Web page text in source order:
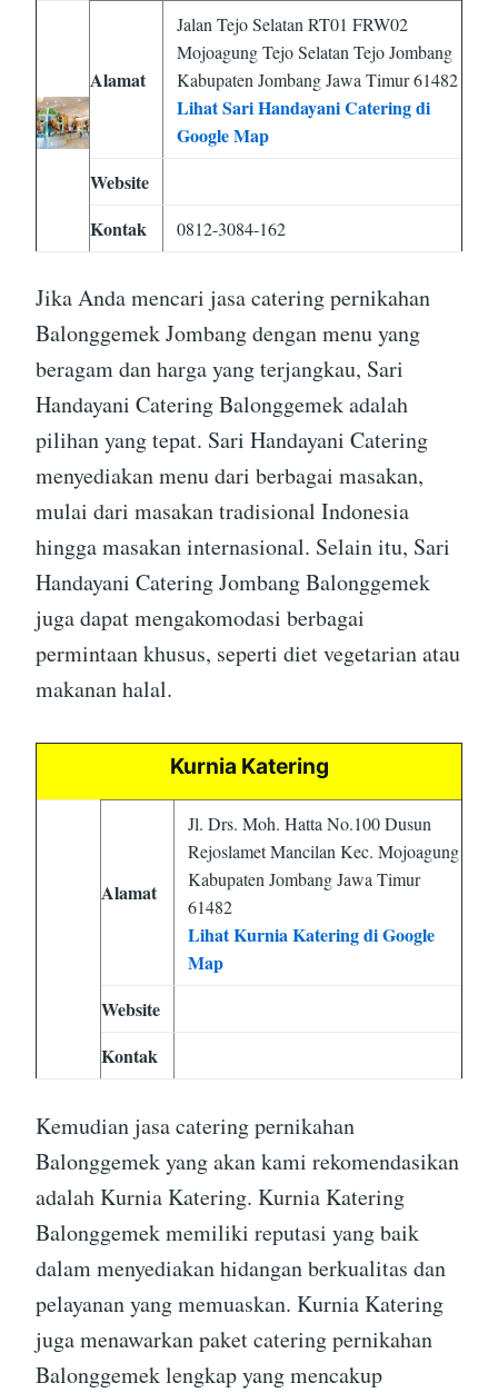
Alamat
Jalan Tejo Selatan RT01 FRW02
Mojoagung Tejo Selatan Tejo Jombang
Kabupaten Jombang Jawa Timur 61482
Lihat Sari Handayani Catering di
Google Map
Website
Kontak
0812-3084-162
Jika Anda mencari jasa catering pernikahan
Balonggemek Jombang dengan menu yang
beragam dan harga yang terjangkau, Sari
Handayani Catering Balonggemek adalah
pilihan yang tepat. Sari Handayani Catering
menyediakan menu dari berbagai masakan,
mulai dari masakan tradisional Indonesia
hingga masakan internasional. Selain itu, Sari
Handayani Catering Jombang Balonggemek
juga dapat mengakomodasi berbagai
permintaan khusus, seperti diet vegetarian atau
makanan halal.
Kurnia Katering
Alamat
Jl. Drs. Moh. Hatta No.100 Dusun
Rejoslamet Mancilan Kec. Mojoagung
Kabupaten Jombang Jawa Timur
61482
Lihat Kurnia Katering di Google
Map
Website
Kontak
Kemudian jasa catering pernikahan
Balonggemek yang akan kami rekomendasikan
adalah Kurnia Katering. Kurnia Katering
Balonggemek memiliki reputasi yang baik
dalam menyediakan hidangan berkualitas dan
pelayanan yang memuaskan. Kurnia Katering
juga menawarkan paket catering pernikahan
Balonggemek lengkap yang mencakup